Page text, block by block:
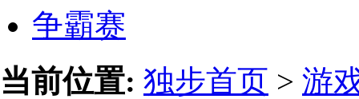
争霸赛
当前位置: 独步首页 > 游